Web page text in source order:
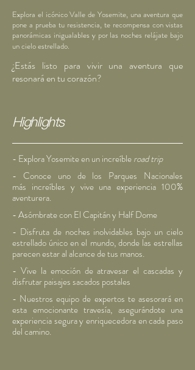
Explora el icónico Valle de Yosemite, una aventura que
pone a prueba tu resistencia, te recompensa con vistas
panorámicas inigualables y por las noches relájate bajo
un cielo estrellado.
¿Estás listo para vivir una aventura que
resonará en tu corazón?
Highlights
- Explora Yosemite en un increíbleroad trip
- Conoce uno de los Parques Nacionales
más increíbles y vive una experiencia 100%
aventurera.
- Asómbrate con El Capitán y Half Dome
- Disfruta de noches inolvidables bajo un cielo
estrellado único en el mundo, donde las estrellas
parecen estar al alcance de tus manos.
- Vive la emoción de atravesar el cascadas y
disfrutar paisajes sacados postales
- Nuestros equipo de expertos te asesorará en
esta emocionante travesía, asegurándote una
experiencia segura y enriquecedora en cada paso
del camino.